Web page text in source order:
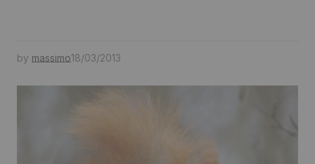
by massimo18/03/2013